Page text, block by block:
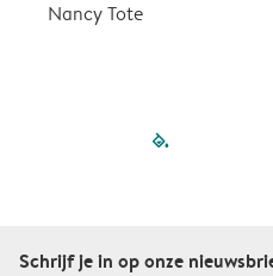
Nancy Tote
filled-
Schrijf je in op onze